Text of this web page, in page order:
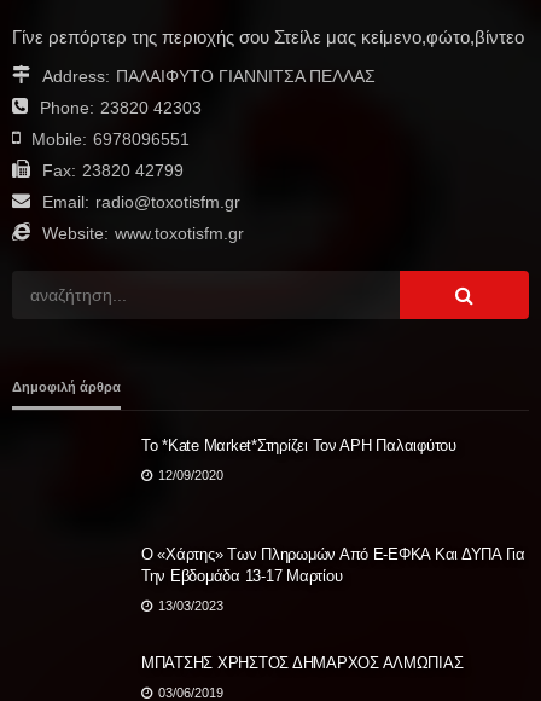
Γίνε ρεπόρτερ της περιοχής σου Στείλε μας κείμενο,φώτο,βίντεο
Address: ΠΑΛΑΙΦΥΤΟ ΓΙΑΝΝΙΤΣΑ ΠΕΛΛΑΣ
Phone: 23820 42303
Mobile: 6978096551
Fax: 23820 42799
Email: radio@toxotisfm.gr
Website: www.toxotisfm.gr
Δημοφιλή άρθρα
Το *Kate Mαrket*στηρίζει Τον ΑΡΗ Παλαιφύτου
12/09/2020
Ο «χάρτης» Των Πληρωμών Από E-ΕΦΚΑ Και ΔΥΠΑ Για
Την Εβδομάδα 13-17 Μαρτίου
13/03/2023
ΜΠΑΤΣΗΣ ΧΡΗΣΤΟΣ ΔΗΜΑΡΧΟΣ ΑΛΜΩΠΙΑΣ
03/06/2019